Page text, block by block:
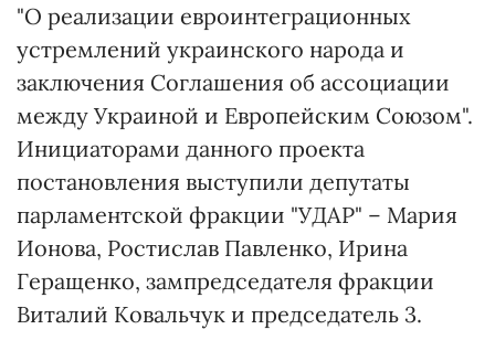
"О реализации евроинтеграционных
устремлений украинского народа и
заключения Соглашения об ассоциации
между Украиной и Европейским Союзом".
Инициаторами данного проекта
постановления выступили депутаты
парламентской фракции "УДАР" – Мария
Ионова, Ростислав Павленко, Ирина
Геращенко, зампредседателя фракции
Виталий Ковальчук и председатель 3.